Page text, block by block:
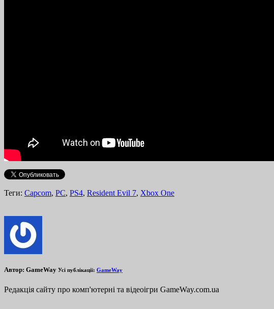
Теги: Capcom, PC, PS4, Resident Evil 7, Xbox One
Автор: GameWay Усі публікації: GameWay
Редакція сайту про комп'ютерні та відеоігри GameWay.com.ua